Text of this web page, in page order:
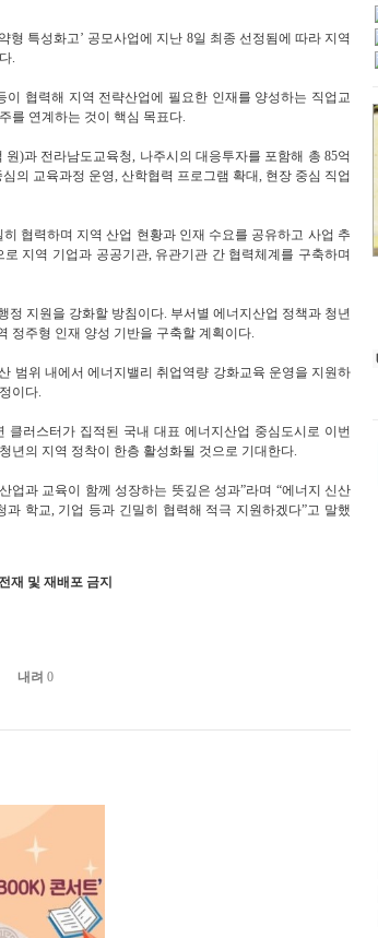
형 특성화고’ 공모사업에 지난 8일 최종 선정됨에 따라 지역
.
협력해 지역 전략산업에 필요한 인재를 양성하는 직업교
를 연계하는 것이 핵심 목표다.
)과 전라남도교육청, 나주시의 대응투자를 포함해 총 85억
의 교육과정 운영, 산학협력 프로그램 확대, 현장 중심 직업
협력하며 지역 산업 현황과 인재 수요를 공유하고 사업 추
지역 기업과 공공기관, 유관기관 간 협력체계를 구축하며
지원을 강화할 방침이다. 부서별 에너지산업 정책과 청년
정주형 인재 양성 기반을 구축할 계획이다.
범위 내에서 에너지밸리 취업역량 강화교육 운영을 지원하
이다.
러스터가 집적된 국내 대표 에너지산업 중심도시로 이번
년의 지역 정착이 한층 활성화될 것으로 기대한다.
업과 교육이 함께 성장하는 뜻깊은 성과”라며 “에너지 신산
학교, 기업 등과 긴밀히 협력해 적극 지원하겠다”고 말했
재 및 재배포 금지
내려 0